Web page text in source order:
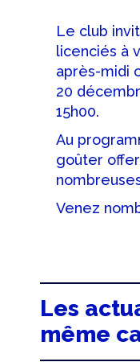
Le club
licenciés à
après-midi
20
15h00.
Au
goûter
Venez
Les
même